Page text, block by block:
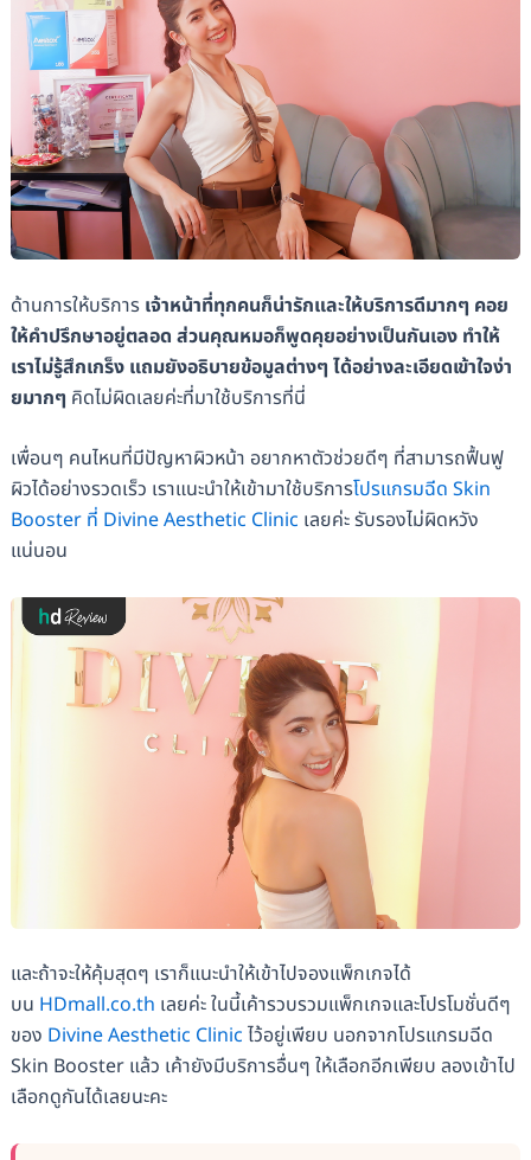
ด้านการให้บริการ เจ้าหน้าที่ทุกคนก็น่ารักและให้บริการดีมากๆ คอย
ให้คำปรึกษาอยู่ตลอด ส่วนคุณหมอก็พูดคุยอย่างเป็นกันเอง ทำให้
เราไม่รู้สึกเกร็ง แถมยังอธิบายข้อมูลต่างๆ ได้อย่างละเอียดเข้าใจง่า
ยมากๆ คิดไม่ผิดเลยค่ะที่มาใช้บริการที่นี่
เพื่อนๆ คนไหนที่มีปัญหาผิวหน้า อยากหาตัวช่วยดีๆ ที่สามารถฟื้นฟู
ผิวได้อย่างรวดเร็ว เราแนะนำให้เข้ามาใช้บริการโปรแกรมฉีด Skin
Booster ที่ Divine Aesthetic Clinic เลยค่ะ รับรองไม่ผิดหวัง
แน่นอน
และถ้าจะให้คุ้มสุดๆ เราก็แนะนำให้เข้าไปจองแพ็กเกจได้
บน HDmall.co.th เลยค่ะ ในนี้เค้ารวบรวมแพ็กเกจและโปรโมชั่นดีๆ
ของ Divine Aesthetic Clinic ไว้อยู่เพียบ นอกจากโปรแกรมฉีด
Skin Booster แล้ว เค้ายังมีบริการอื่นๆ ให้เลือกอีกเพียบ ลองเข้าไป
เลือกดูกันได้เลยนะคะ